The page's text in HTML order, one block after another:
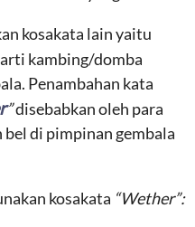
kosakata lain yaitu
kambing/domba
Penambahan kata
”disebabkan oleh para
bel di pimpinan gembala
kosakata “Wether”: